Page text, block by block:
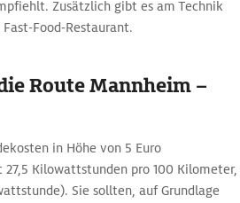
Zusätzlich gibt es am Technik
Food-Restaurant.
Route Mannheim –
in Höhe von 5 Euro
Kilowattstunden pro 100 Kilometer,
Sie sollten, auf Grundlage